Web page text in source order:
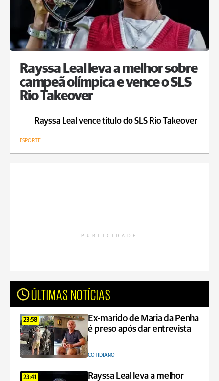
Rayssa Leal leva a melhor sobre
campeã olímpica e vence o SLS
Rio Takeover
Rayssa Leal vence título do SLS Rio Takeover
ESPORTE
PUBLICIDADE
ÚLTIMAS NOTÍCIAS
23:58
Ex-marido de Maria da Penha
é preso após dar entrevista
COTIDIANO
23:41
Rayssa Leal leva a melhor